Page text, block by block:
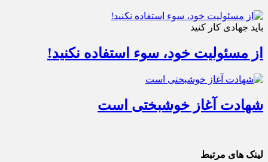
باید جهادی کار کنید
از مسئولیت خود، سوء استفاده نکنید!
شهادت آغاز خوشبختی است
لینک های مرتبط